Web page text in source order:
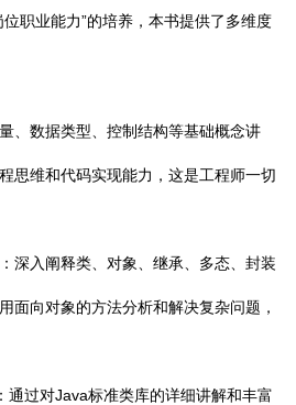
职业能力”的培养，本书提供了多维度
量、数据类型、控制结构等基础概念讲
思维和代码实现能力，这是工程师一切
：深入阐释类、对象、继承、多态、封装
面向对象的方法分析和解决复杂问题，
：通过对Java标准类库的详细讲解和丰富